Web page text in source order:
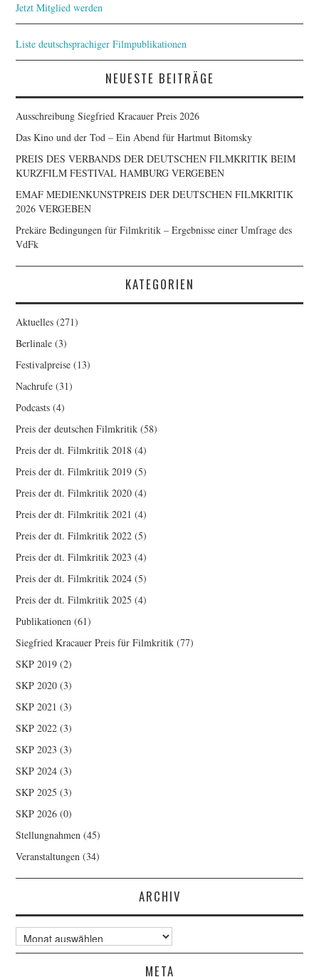
Jetzt Mitglied werden
Liste deutschsprachiger Filmpublikationen
NEUESTE BEITRÄGE
Ausschreibung Siegfried Kracauer Preis 2026
Das Kino und der Tod – Ein Abend für Hartmut Bitomsky
PREIS DES VERBANDS DER DEUTSCHEN FILMKRITIK BEIM
KURZFILM FESTIVAL HAMBURG VERGEBEN
EMAF MEDIENKUNSTPREIS DER DEUTSCHEN FILMKRITIK
2026 VERGEBEN
Prekäre Bedingungen für Filmkritik – Ergebnisse einer Umfrage des
VdFk
KATEGORIEN
Aktuelles (271)
Berlinale (3)
Festivalpreise (13)
Nachrufe (31)
Podcasts (4)
Preis der deutschen Filmkritik (58)
Preis der dt. Filmkritik 2018 (4)
Preis der dt. Filmkritik 2019 (5)
Preis der dt. Filmkritik 2020 (4)
Preis der dt. Filmkritik 2021 (4)
Preis der dt. Filmkritik 2022 (5)
Preis der dt. Filmkritik 2023 (4)
Preis der dt. Filmkritik 2024 (5)
Preis der dt. Filmkritik 2025 (4)
Publikationen (61)
Siegfried Kracauer Preis für Filmkritik (77)
SKP 2019 (2)
SKP 2020 (3)
SKP 2021 (3)
SKP 2022 (3)
SKP 2023 (3)
SKP 2024 (3)
SKP 2025 (3)
SKP 2026 (0)
Stellungnahmen (45)
Veranstaltungen (34)
ARCHIV
Archiv
META